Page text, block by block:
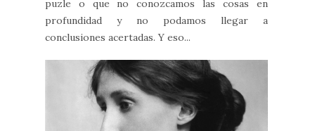
puzle o que no conozcamos las cosas en
profundidad y no podamos llegar a
conclusiones acertadas. Y eso...